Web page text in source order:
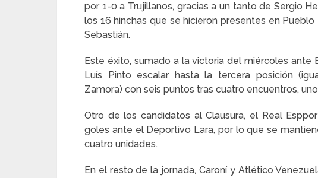
por 1-0 a Trujillanos, gracias a un tanto de Sergio
los 16 hinchas que se hicieron presentes en
Sebastián.
Este éxito, sumado a la victoria del miércoles ante
Luís Pinto escalar hasta la tercera posición
Zamora) con seis puntos tras cuatro encuentros,
Otro de los candidatos al Clausura, el Real
goles ante el Deportivo Lara, por lo que se
cuatro unidades.
En el resto de la jornada, Caroní y Atlético